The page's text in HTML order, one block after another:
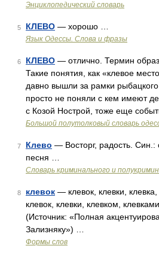
Энциклопедический словарь
5 КЛЕВО — хорошо …
Язык Одессы. Слова и фразы
6 КЛЕВО — отлично. Термин
Такие понятия, как «клевое
давно вышли за рамки
просто не поняли с кем имеют
с Козой Нострой, тоже еще
Большой полутолковый словарь
7 Клево — Восторг, радость. Син.:
песня …
Словарь криминального и
8 клевок — клевок, клевки, клевка,
клевок, клевки, клевком,
(Источник: «Полная
Зализняку») …
Формы слов